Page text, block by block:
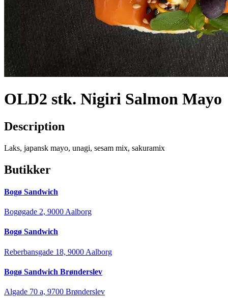
OLD2 stk. Nigiri Salmon Mayo
Description
Laks, japansk mayo, unagi, sesam mix, sakuramix
Butikker
Bogø Sandwich
Bogøgade 2, 9000 Aalborg
Bogø Sandwich
Reberbansgade 18, 9000 Aalborg
Bogø Sandwich Brønderslev
Algade 70 a, 9700 Brønderslev